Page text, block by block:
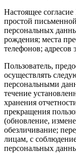
Настоящее
простой
персональных
рождения; места
телефонов;
Пользователь,
осуществлять
персональными
течение
хранения
прекращения
(обновление,
обезличивание;
лицам, с
персональных